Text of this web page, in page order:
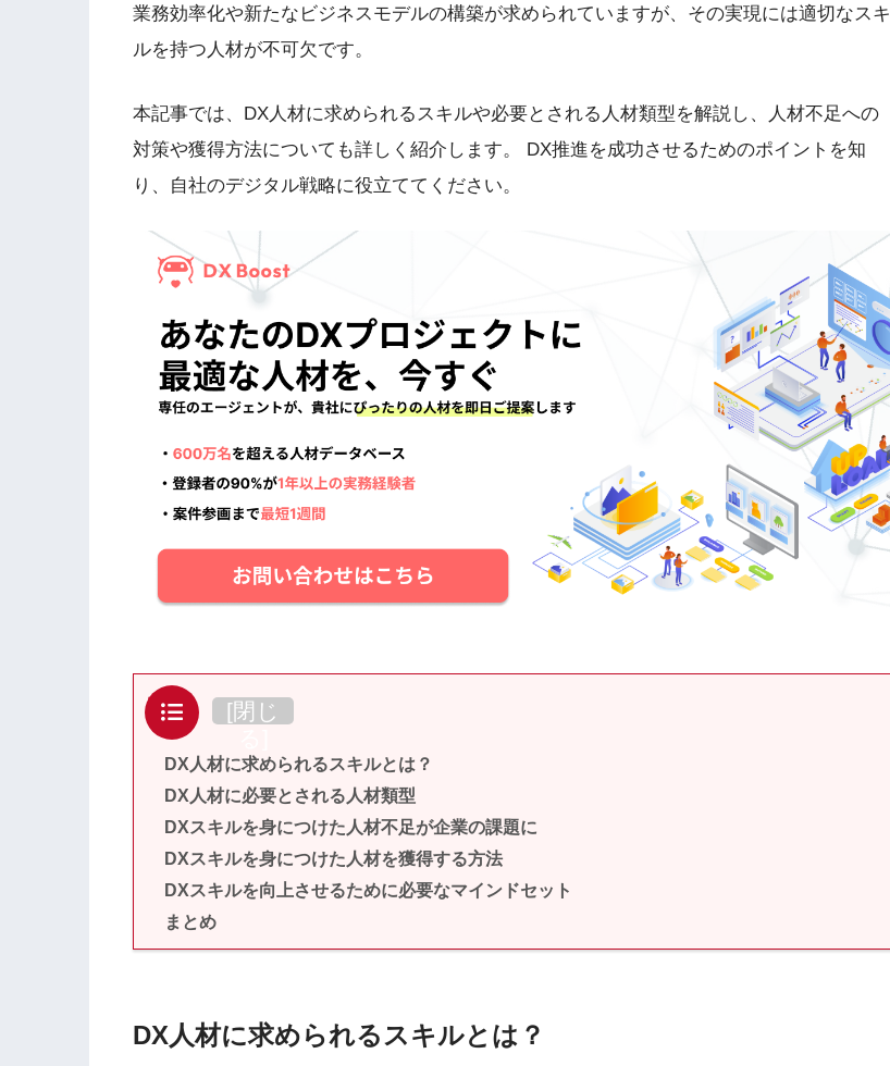
業務効率化や新たなビジネスモデルの構築が求められていますが、その実現には適切なスキ
ルを持つ人材が不可欠です。
本記事では、DX人材に求められるスキルや必要とされる人材類型を解説し、人材不足への
対策や獲得方法についても詳しく紹介します。 DX推進を成功させるためのポイントを知
り、自社のデジタル戦略に役立ててください。
目次 [閉じ
DX人材に求められるスキルとは？
DX人材に必要とされる人材類型
DXスキルを身につけた人材不足が企業の課題に
DXスキルを身につけた人材を獲得する方法
DXスキルを向上させるために必要なマインドセット
まとめ
DX人材に求められるスキルとは？